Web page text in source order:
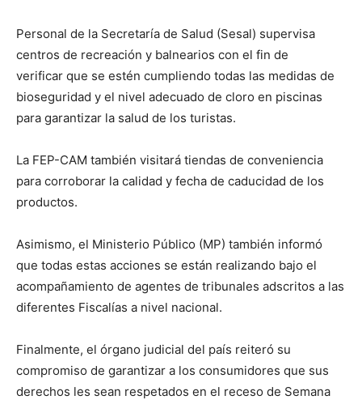
Personal de la Secretaría de Salud (Sesal) supervisa
centros de recreación y balnearios con el fin de
verificar que se estén cumpliendo todas las medidas de
bioseguridad y el nivel adecuado de cloro en piscinas
para garantizar la salud de los turistas.
La FEP-CAM también visitará tiendas de conveniencia
para corroborar la calidad y fecha de caducidad de los
productos.
Asimismo, el Ministerio Público (MP) también informó
que todas estas acciones se están realizando bajo el
acompañamiento de agentes de tribunales adscritos a las
diferentes Fiscalías a nivel nacional.
Finalmente, el órgano judicial del país reiteró su
compromiso de garantizar a los consumidores que sus
derechos les sean respetados en el receso de Semana